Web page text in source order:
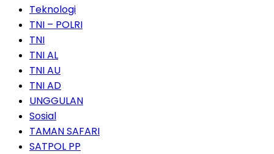
Teknologi
TNI – POLRI
TNI
TNI AL
TNI AU
TNI AD
UNGGULAN
Sosial
TAMAN SAFARI
SATPOL PP